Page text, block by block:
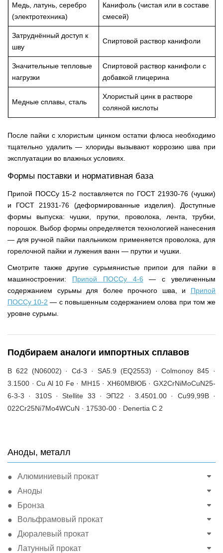
Аноды, металл
Алюминиевый прокат
Аноды
Бронза
Вольфрамовый прокат
Дюралевый прокат
Латунный прокат
Медь, латунь, серебро
(электротехника)
Канифоль (чистая или в составе
смесей)
Затруднённый доступ к
шву
Спиртовой раствор канифоли
Значительные тепловые
нагрузки
Спиртовой раствор канифоли с
добавкой глицерина
Медные сплавы, сталь
Хлористый цинк в растворе
соляной кислоты
После пайки с хлористым цинком остатки флюса необходимо
тщательно удалить — хлориды вызывают коррозию шва при
эксплуатации во влажных условиях.
Формы поставки и нормативная база
Припой ПОССу 15-2 поставляется по ГОСТ 21930-76 (чушки)
и ГОСТ 21931-76 (деформированные изделия). Доступные
формы выпуска: чушки, прутки, проволока, лента, трубки,
порошок. Выбор формы определяется технологией нанесения
— для ручной пайки паяльником применяется проволока, для
горелочной пайки и лужения ванн — прутки и чушки.
Смотрите также другие сурьмянистые припои для пайки в
машиностроении: Припой ПОССу 4-6 — с увеличенным
содержанием сурьмы для более прочного шва, и Припой
ПОССу 10-2 — с повышенным содержанием олова при том же
уровне сурьмы.
Подбираем аналоги импортных сплавов
B 622 (N06002) · Cd-3 · SA5.9 (EQ2553) · Colmonoy 845 ·
3.1500 · Cu Al 10 Fe · МН15 · ХН60МВЮБ · GX2CrNiMoCuN25-
6-3-3 · 310S · Stellite 33 · ЭП22 · 3.4501.00 · Cu99,99B ·
022Cr25Ni7Mo4WCuN · 17530-00 · Denertia C 2